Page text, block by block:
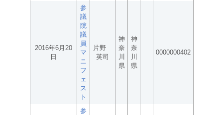
2016年6月20
日
参
議
院
議
員
マ
ニ
フ
ェ
ス
ト
片野
英司
神
奈
川
県
神
奈
川
県
0000000402
参